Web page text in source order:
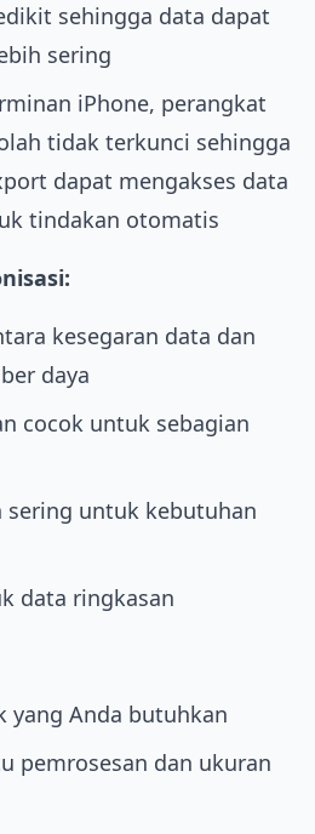
sehingga data dapat
sering
iPhone, perangkat
tidak terkunci sehingga
dapat mengakses data
tindakan otomatis
kesegaran data dan
daya
cocok untuk sebagian
sering untuk kebutuhan
data ringkasan
yang Anda butuhkan
pemrosesan dan ukuran